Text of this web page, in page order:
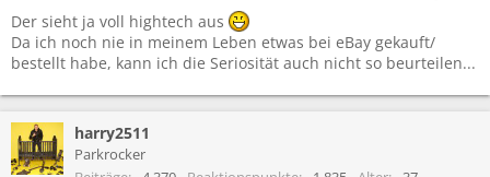
Der sieht ja voll hightech aus
Da ich noch nie in meinem Leben etwas bei eBay gekauft/
bestellt habe, kann ich die Seriosität auch nicht so beurteilen...
harry2511
Parkrocker